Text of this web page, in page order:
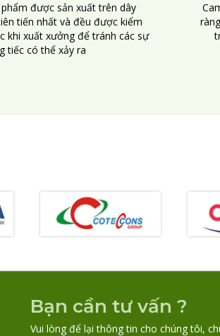
được sản xuất trên dây
tiến nhất và đều được kiểm
khi xuất xưởng để tránh các sự
tiếc có thể xảy ra
Bạn cần tư vấn ?
Vui lòng để lại thông tin cho chúng tôi,